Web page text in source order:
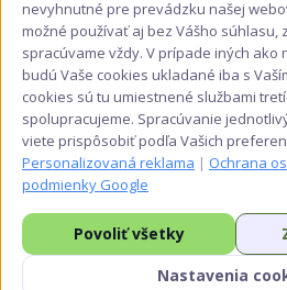
nevyhnutné pre prevádzku našej
možné používať aj bez Vášho súhlasu,
spracúvame vždy. V prípade iných ako
budú Vaše cookies ukladané iba s
cookies sú tu umiestnené službami
spolupracujeme. Spracúvanie
viete prispôsobiť podľa Vašich
Personalizovaná reklama | Ochrana
podmienky Google
Povoliť všetky
Nastavenia